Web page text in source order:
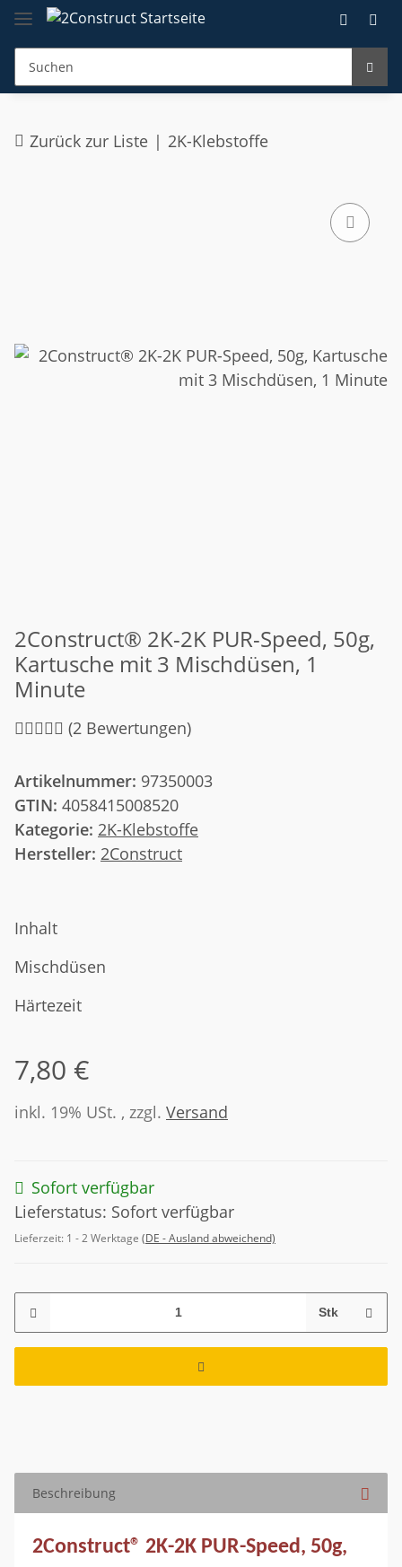
Zurück zur Liste 2K-Klebstoffe
2Construct® 2K-2K PUR-Speed, 50g,
Kartusche mit 3 Mischdüsen, 1
Minute
(2 Bewertungen)
Artikelnummer: 97350003
GTIN: 4058415008520
Kategorie: 2K-Klebstoffe
Hersteller: 2Construct
Inhalt
Mischdüsen
Härtezeit
7,80 €
inkl. 19% USt. , zzgl. Versand
Sofort verfügbar
Lieferstatus: Sofort verfügbar
Lieferzeit: 1 - 2 Werktage (DE - Ausland abweichend)
Stk
Beschreibung
2Construct® 2K-2K PUR-Speed, 50g,